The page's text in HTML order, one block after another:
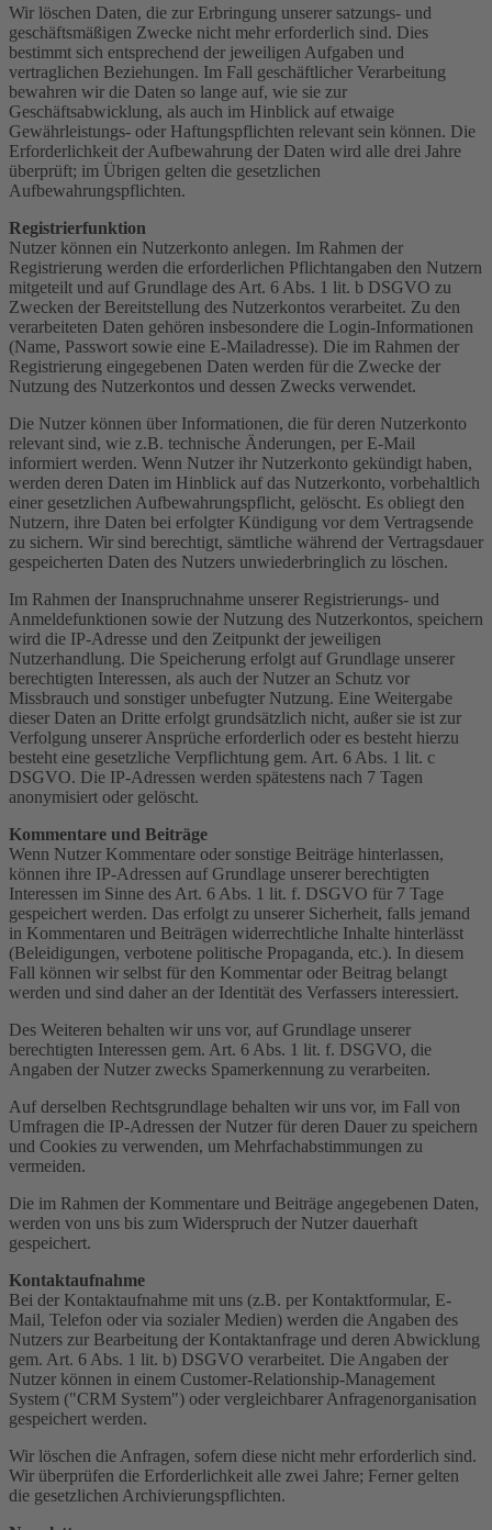
Wir löschen Daten, die zur Erbringung unserer satzungs- und
geschäftsmäßigen Zwecke nicht mehr erforderlich sind. Dies
bestimmt sich entsprechend der jeweiligen Aufgaben und
vertraglichen Beziehungen. Im Fall geschäftlicher Verarbeitung
bewahren wir die Daten so lange auf, wie sie zur
Geschäftsabwicklung, als auch im Hinblick auf etwaige
Gewährleistungs- oder Haftungspflichten relevant sein können. Die
Erforderlichkeit der Aufbewahrung der Daten wird alle drei Jahre
überprüft; im Übrigen gelten die gesetzlichen
Aufbewahrungspflichten.
Registrierfunktion
Nutzer können ein Nutzerkonto anlegen. Im Rahmen der
Registrierung werden die erforderlichen Pflichtangaben den Nutzern
mitgeteilt und auf Grundlage des Art. 6 Abs. 1 lit. b DSGVO zu
Zwecken der Bereitstellung des Nutzerkontos verarbeitet. Zu den
verarbeiteten Daten gehören insbesondere die Login-Informationen
(Name, Passwort sowie eine E-Mailadresse). Die im Rahmen der
Registrierung eingegebenen Daten werden für die Zwecke der
Nutzung des Nutzerkontos und dessen Zwecks verwendet.
Die Nutzer können über Informationen, die für deren Nutzerkonto
relevant sind, wie z.B. technische Änderungen, per E-Mail
informiert werden. Wenn Nutzer ihr Nutzerkonto gekündigt haben,
werden deren Daten im Hinblick auf das Nutzerkonto, vorbehaltlich
einer gesetzlichen Aufbewahrungspflicht, gelöscht. Es obliegt den
Nutzern, ihre Daten bei erfolgter Kündigung vor dem Vertragsende
zu sichern. Wir sind berechtigt, sämtliche während der Vertragsdauer
gespeicherten Daten des Nutzers unwiederbringlich zu löschen.
Im Rahmen der Inanspruchnahme unserer Registrierungs- und
Anmeldefunktionen sowie der Nutzung des Nutzerkontos, speichern
wird die IP-Adresse und den Zeitpunkt der jeweiligen
Nutzerhandlung. Die Speicherung erfolgt auf Grundlage unserer
berechtigten Interessen, als auch der Nutzer an Schutz vor
Missbrauch und sonstiger unbefugter Nutzung. Eine Weitergabe
dieser Daten an Dritte erfolgt grundsätzlich nicht, außer sie ist zur
Verfolgung unserer Ansprüche erforderlich oder es besteht hierzu
besteht eine gesetzliche Verpflichtung gem. Art. 6 Abs. 1 lit. c
DSGVO. Die IP-Adressen werden spätestens nach 7 Tagen
anonymisiert oder gelöscht.
Kommentare und Beiträge
Wenn Nutzer Kommentare oder sonstige Beiträge hinterlassen,
können ihre IP-Adressen auf Grundlage unserer berechtigten
Interessen im Sinne des Art. 6 Abs. 1 lit. f. DSGVO für 7 Tage
gespeichert werden. Das erfolgt zu unserer Sicherheit, falls jemand
in Kommentaren und Beiträgen widerrechtliche Inhalte hinterlässt
(Beleidigungen, verbotene politische Propaganda, etc.). In diesem
Fall können wir selbst für den Kommentar oder Beitrag belangt
werden und sind daher an der Identität des Verfassers interessiert.
Des Weiteren behalten wir uns vor, auf Grundlage unserer
berechtigten Interessen gem. Art. 6 Abs. 1 lit. f. DSGVO, die
Angaben der Nutzer zwecks Spamerkennung zu verarbeiten.
Auf derselben Rechtsgrundlage behalten wir uns vor, im Fall von
Umfragen die IP-Adressen der Nutzer für deren Dauer zu speichern
und Cookies zu verwenden, um Mehrfachabstimmungen zu
vermeiden.
Die im Rahmen der Kommentare und Beiträge angegebenen Daten,
werden von uns bis zum Widerspruch der Nutzer dauerhaft
gespeichert.
Kontaktaufnahme
Bei der Kontaktaufnahme mit uns (z.B. per Kontaktformular, E-
Mail, Telefon oder via sozialer Medien) werden die Angaben des
Nutzers zur Bearbeitung der Kontaktanfrage und deren Abwicklung
gem. Art. 6 Abs. 1 lit. b) DSGVO verarbeitet. Die Angaben der
Nutzer können in einem Customer-Relationship-Management
System ("CRM System") oder vergleichbarer Anfragenorganisation
gespeichert werden.
Wir löschen die Anfragen, sofern diese nicht mehr erforderlich sind.
Wir überprüfen die Erforderlichkeit alle zwei Jahre; Ferner gelten
die gesetzlichen Archivierungspflichten.